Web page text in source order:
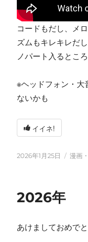
コードもだし、メ
ズムもキレキレだ
ノパート入るとこ
※ヘッドフォン・大
ないかも
イイネ!
投
2026年1月25日
カ
漫画
2026年
あけましておめで